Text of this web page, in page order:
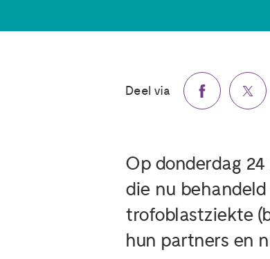
Deel via
Op donderdag
die nu
trofoblastziekte
hun partners en